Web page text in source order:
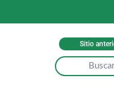
Sitio